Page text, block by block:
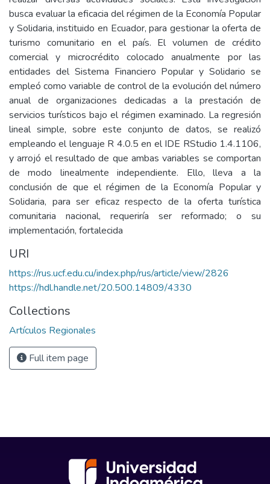
busca evaluar la eficacia del régimen de la Economía Popular
y Solidaria, instituido en Ecuador, para gestionar la oferta de
turismo comunitario en el país. El volumen de crédito
comercial y microcrédito colocado anualmente por las
entidades del Sistema Financiero Popular y Solidario se
empleó como variable de control de la evolución del número
anual de organizaciones dedicadas a la prestación de
servicios turísticos bajo el régimen examinado. La regresión
lineal simple, sobre este conjunto de datos, se realizó
empleando el lenguaje R 4.0.5 en el IDE RStudio 1.4.1106,
y arrojó el resultado de que ambas variables se comportan
de modo linealmente independiente. Ello, lleva a la
conclusión de que el régimen de la Economía Popular y
Solidaria, para ser eficaz respecto de la oferta turística
comunitaria nacional, requeriría ser reformado; o su
implementación, fortalecida
URI
https://rus.ucf.edu.cu/index.php/rus/article/view/2826
https://hdl.handle.net/20.500.14809/4330
Collections
Artículos Regionales
Full item page